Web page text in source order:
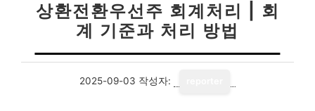
상환전환우선주 회계처리 | 회
계 기준과 처리 방법
2025-09-03 작성자: